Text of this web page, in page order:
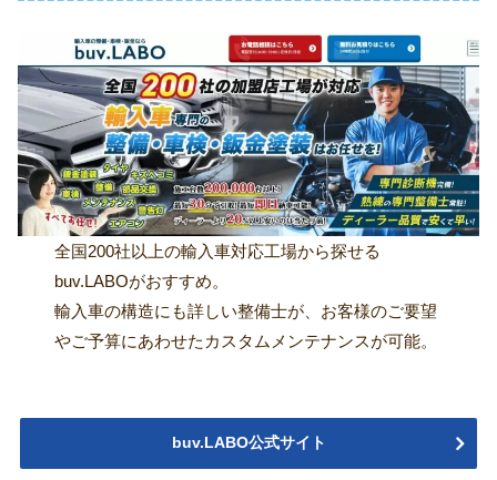
全国200社以上の輸入車対応工場から探せる
buv.LABOがおすすめ。
輸入車の構造にも詳しい整備士が、お客様のご要望
やご予算にあわせたカスタムメンテナンスが可能。
buv.LABO公式サイト